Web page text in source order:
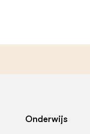
Onderwijs